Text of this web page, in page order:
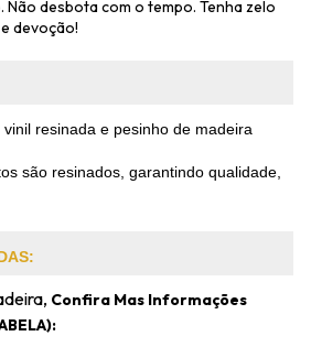
desbota com o tempo. Tenha zelo
devoção!
resinada e pesinho de madeira
são resinados, garantindo qualidade,
Confira Mas Informações